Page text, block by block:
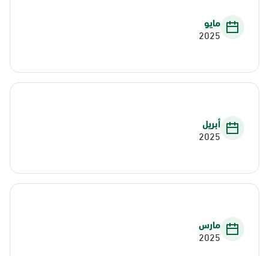
مايو
2025
أبريل
2025
مارس
2025